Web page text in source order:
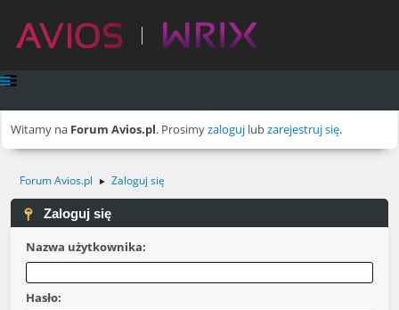
Witamy na Forum Avios.pl. Prosimyzaloguj lubzarejestruj się.
Forum Avios.pl ► Zaloguj się
Zaloguj się
Nazwa użytkownika:
Hasło: